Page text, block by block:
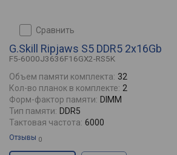
сравнить
G.Skill Ripjaws S5 DDR5 2x16Gb
F5-6000J3636F16GX2-RS5K
Объем памяти комплекта: 32
Кол-во планок в комплекте: 2
Форм-фактор памяти: DIMM
Тип памяти: DDR5
Тактовая частота: 6000
Отзывы 0